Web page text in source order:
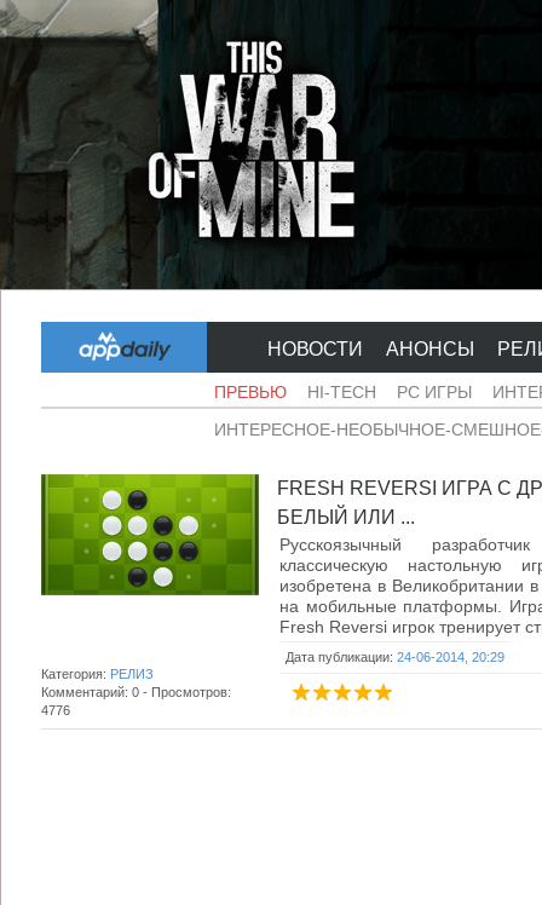
НОВОСТИ АНОНСЫ
ПРЕВЬЮ HI-TECH PC ИГРЫ
ИНТЕРЕСНОЕ-НЕОБЫЧНОЕ-
FRESH REVERSI ИГРА С
БЕЛЫЙ ИЛИ ...
Русскоязычный
классическую настольную
изобретена в Великобритании
на мобильные платформы.
Fresh Reversi игрок тренирует
Дата публикации: 24-06-2014, 20:29
Категория: РЕЛИЗ
Комментарий: 0 - Просмотров:
4776